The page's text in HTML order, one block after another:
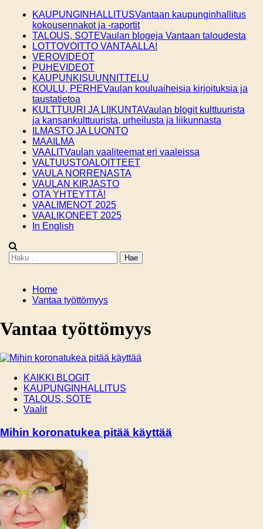
content
KAUPUNGINHALLITUSVantaan kaupunginhallitus
kokousennakot ja -raportit
TALOUS, SOTEVaulan blogeja Vantaan taloudesta
LOTTOVOITTO VANTAALLA!
VEROVIDEOT
PUHEVIDEOT
KAUPUNKISUUNNITTELU
KOULU, PERHEVaulan kouluaiheisia kirjoituksia ja
taustatietoa
KULTTUURI JA LIIKUNTAVaulan blogit kulttuurista
ja kansankulttuurista, urheilusta ja liikunnasta
ILMASTO JA LUONTO
MAAILMA
VAALITVaulan vaaliteemat eri vaaleissa
VALTUUSTOALOITTEET
VAULA NORRENASTA
VAULAN KIRJASTO
OTA YHTEYTTÄ!
VAALIMENOT 2025
VAALIKONEET 2025
In English
Haku:
Home
Vantaa työttömyys
Vantaa työttömyys
KAIKKI BLOGIT
KAUPUNGINHALLITUS
TALOUS, SOTE
Vaalit
Mihin koronatukea pitää käyttää